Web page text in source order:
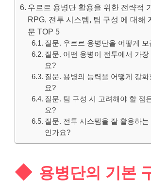
우르르 용병단 활용을 위한 전략적
RPG, 전투 시스템, 팀 구성 에 대해
문 TOP 5
질문. 우르르 용병단을 어떻게
질문. 어떤 용병이 전투에서 가
요?
질문. 용병의 능력을 어떻게 강
요?
질문. 팀 구성 시 고려해야 할 점
요?
질문. 전투 시스템을 잘 활용하는
인가요?
용병단의 기본